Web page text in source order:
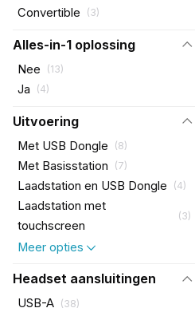
Convertible (3)
Alles-in-1 oplossing
Nee (13)
Ja (4)
Uitvoering
Met USB Dongle (8)
Met Basisstation (7)
Laadstation en USB Dongle (4)
Laadstation met
touchscreen
(3)
Meer opties
Headset aansluitingen
USB-A (38)